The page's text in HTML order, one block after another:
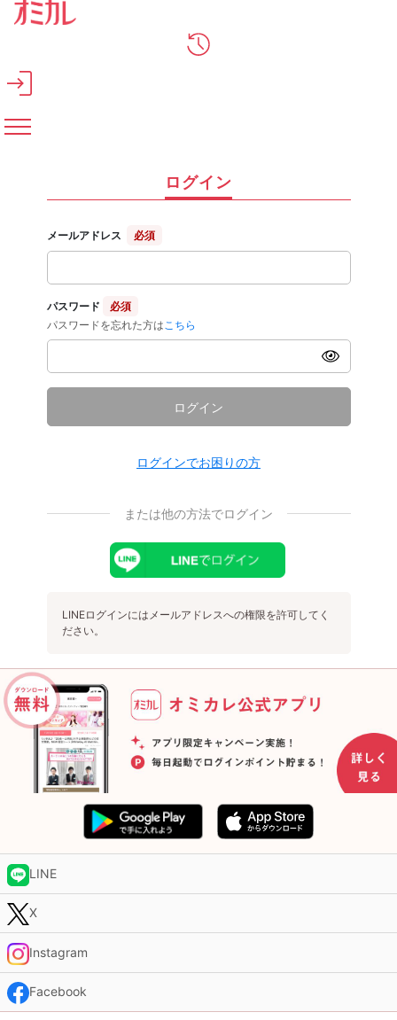
メインコンテンツへスキップ
ログイン
メールアドレス 必須
パスワード
必須
パスワードを忘れた方は こちら
ログイン
ログインでお困りの方
または他の方法でログイン
LINEログインにはメールアドレスへの権限を許可してく
ださい。
LINE
X
Instagram
Facebook